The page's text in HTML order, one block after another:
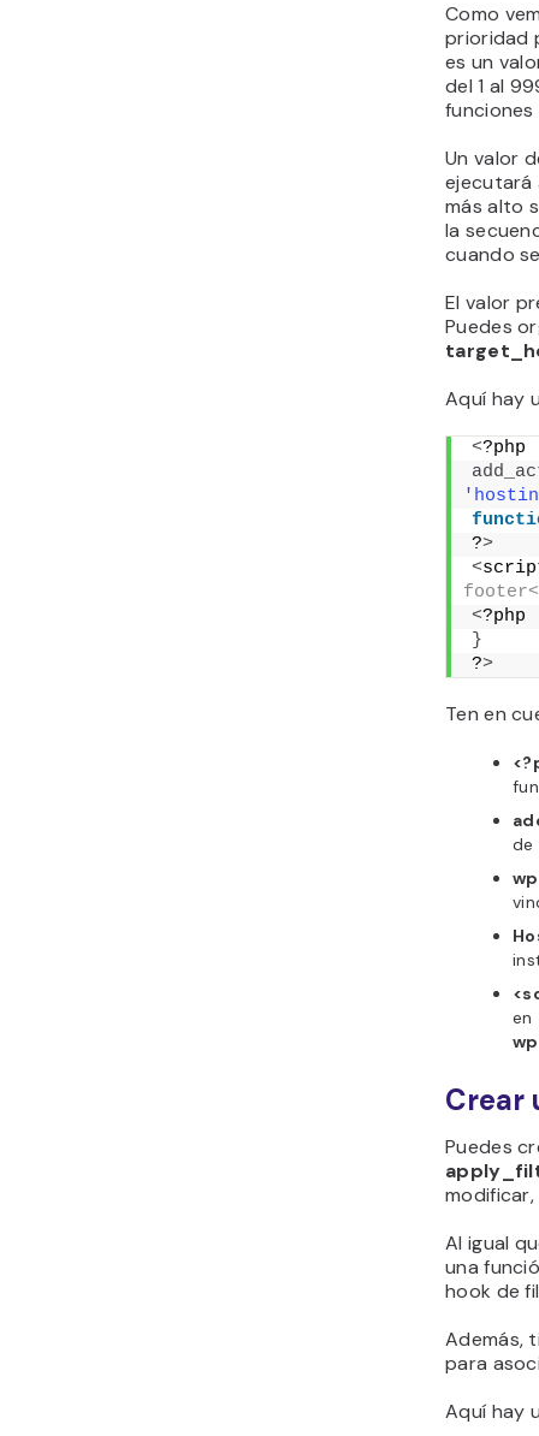
Como
prioridad
es un
del 1 al
Un valor
ejecutará
más alto
la
cuando
El valor
Puedes
Aquí hay
<?php
?>
<
<?php
}
?>
Ten en
de
en
Crear
Puedes
Al igual
una
hook de
Además,
para
Aquí hay